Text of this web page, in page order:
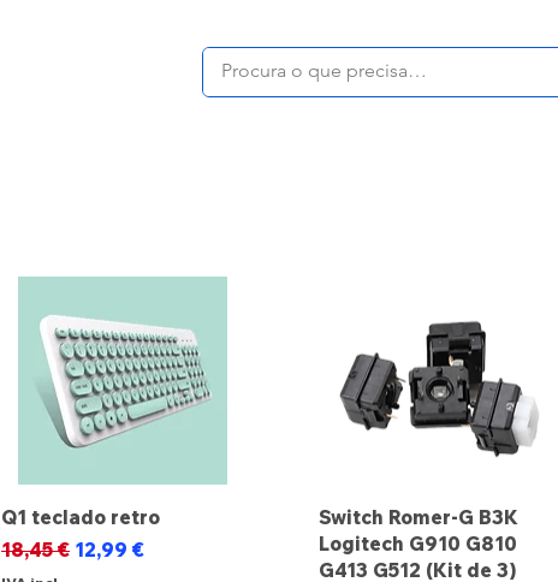
Q1 teclado retro
Preço normal
18,45 € Preço promocional
12,99 €
Switch Romer-G B3K
Logitech G910 G810
G413 G512 (Kit de 3)